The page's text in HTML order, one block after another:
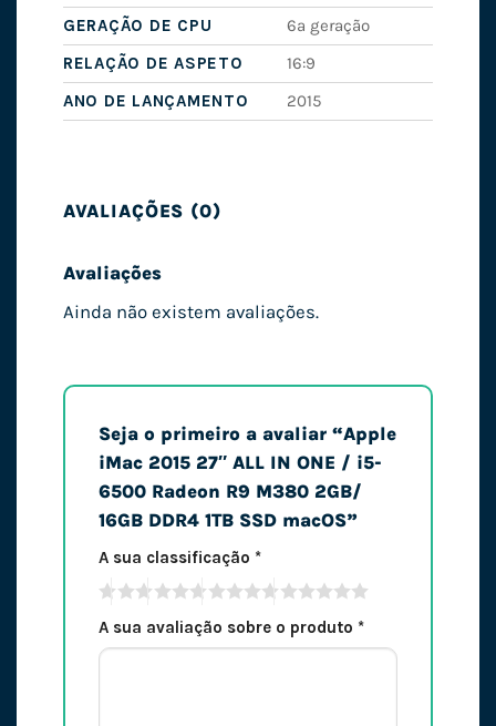
GERAÇÃO DE CPU
6ª geração
RELAÇÃO DE ASPETO
16:9
ANO DE LANÇAMENTO
2015
AVALIAÇÕES (0)
Avaliações
Ainda não existem avaliações.
Seja o primeiro a avaliar “Apple
iMac 2015 27″ ALL IN ONE / i5-
6500 Radeon R9 M380 2GB/
16GB DDR4 1TB SSD macOS”
A sua classificação *
A sua avaliação sobre o produto *